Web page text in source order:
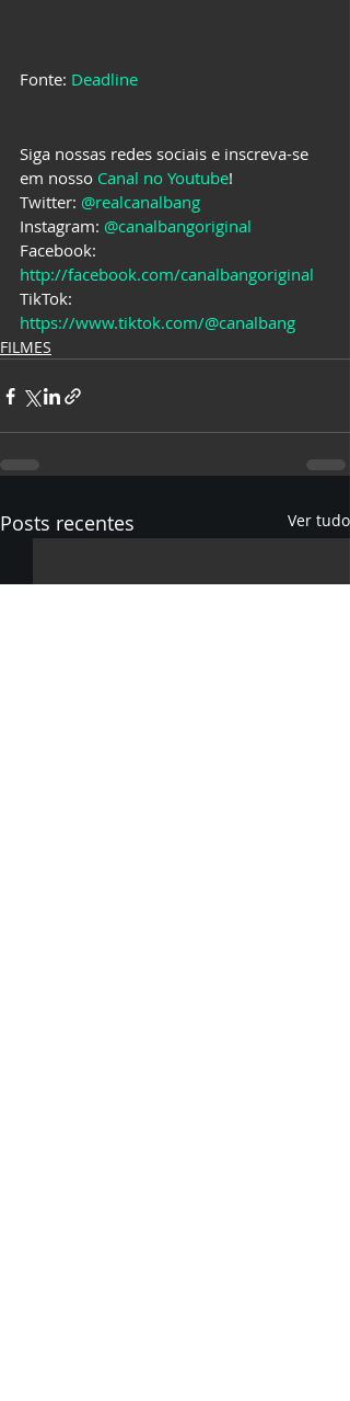
Fonte: Deadline
Siga nossas redes sociais e inscreva-se
em nosso Canal no Youtube!
Twitter: @realcanalbang
Instagram: @canalbangoriginal
Facebook:
http://facebook.com/canalbangoriginal
TikTok:
https://www.tiktok.com/@canalbang
FILMES
Posts recentes Ver tudo